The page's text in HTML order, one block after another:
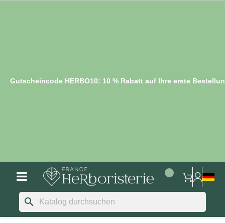
Gutscheincode HERBO10: 10 % Rabatt auf Ihre erste
search